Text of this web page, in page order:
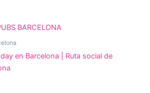
en Barcelona | Ruta social de